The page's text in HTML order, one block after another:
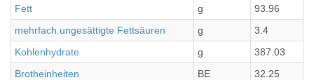
Fett
g
93.96
mehrfach ungesättigte Fettsäuren
g
3.4
Kohlenhydrate
g
387.03
Brotheinheiten
BE
32.25